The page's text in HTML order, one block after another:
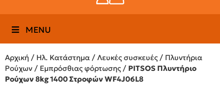
MENU
Αρχική / Ηλ. Κατάστημα / Λευκές συσκευές / Πλυντήρια
Ρούχων / Εμπρόσθιας φόρτωσης / PITSOS Πλυντήριο
Ρούχων 8kg 1400 Στροφών WF4J06L8